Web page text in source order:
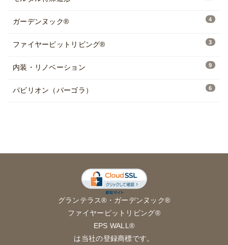
ガーデンヌック® 4
ファイヤーピットリビング® 3
内装・リノベーション 9
パビリオン（パーゴラ） 6
グランテラス® ・ ガーデンヌック®
ファイヤーピットリビング®
EPS WALL®
は当社の登録商標です。